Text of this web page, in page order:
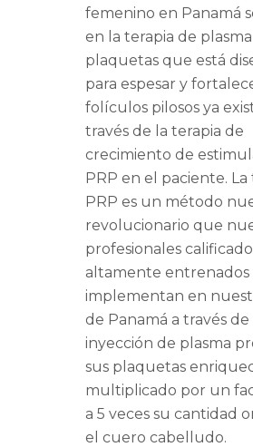
femenino en Panamá
en la terapia de
plaquetas que está
para espesar y
folículos pilosos ya
través de la terapia de
crecimiento de
PRP en el paciente. La
PRP es un método
revolucionario que
profesionales
altamente entrenados
implementan en
de Panamá a través de
inyección de plasma
sus plaquetas
multiplicado por un
a 5 veces su cantidad
el cuero cabelludo.